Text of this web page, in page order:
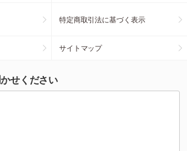
特定商取引法に基づく表示
サイトマップ
せください